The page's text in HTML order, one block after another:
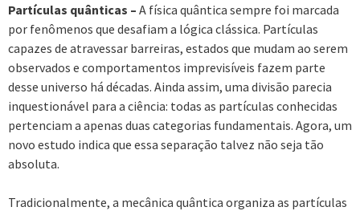
Partículas quânticas – A física quântica sempre foi marcada
por fenômenos que desafiam a lógica clássica. Partículas
capazes de atravessar barreiras, estados que mudam ao serem
observados e comportamentos imprevisíveis fazem parte
desse universo há décadas. Ainda assim, uma divisão parecia
inquestionável para a ciência: todas as partículas conhecidas
pertenciam a apenas duas categorias fundamentais. Agora, um
novo estudo indica que essa separação talvez não seja tão
absoluta.
Tradicionalmente, a mecânica quântica organiza as partículas